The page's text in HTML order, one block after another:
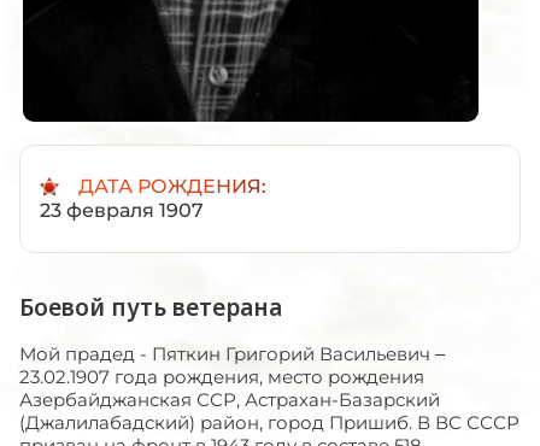
ДАТА РОЖДЕНИЯ:
23 февраля 1907
Боевой путь ветерана
Мой прадед - Пяткин Григорий Васильевич –
23.02.1907 года рождения, место рождения
Азербайджанская ССР, Астрахан-Базарский
(Джалилабадский) район, город Пришиб. В ВС СССР